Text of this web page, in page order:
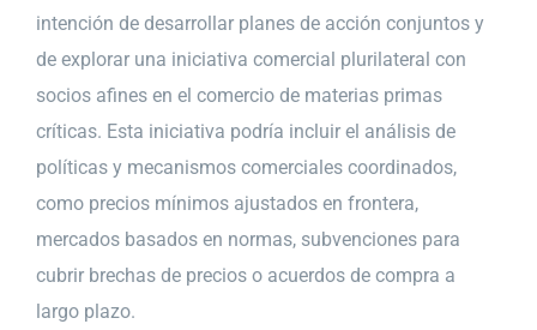
intención de desarrollar planes de acción conjuntos y
de explorar una iniciativa comercial plurilateral con
socios afines en el comercio de materias primas
críticas. Esta iniciativa podría incluir el análisis de
políticas y mecanismos comerciales coordinados,
como precios mínimos ajustados en frontera,
mercados basados en normas, subvenciones para
cubrir brechas de precios o acuerdos de compra a
largo plazo.